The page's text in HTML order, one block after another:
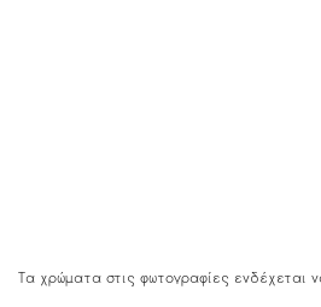
Τα χρώματα στις φωτογραφίες ενδέχεται